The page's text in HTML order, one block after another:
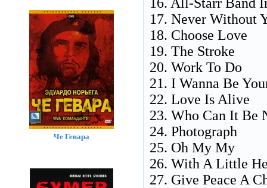
17. Never Without
18. Choose Love
19. The Stroke
20. Work To Do
21. I Wanna Be
22. Love Is Alive
23. Who Can It Be
24. Photograph
25. Oh My My
26. With A Little
27. Give Peace A
Че Гевара